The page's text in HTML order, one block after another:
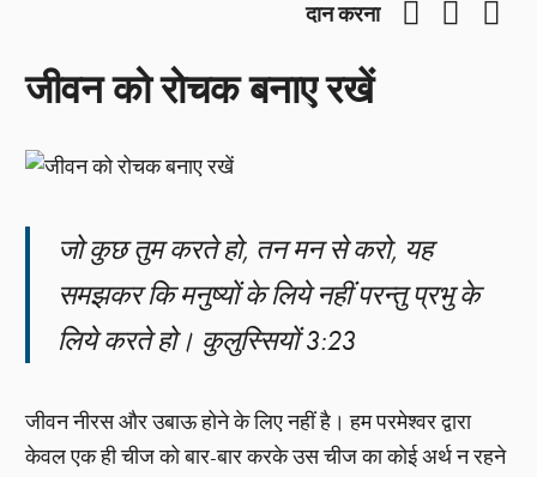
दान करना
जीवन को रोचक बनाए रखें
जो कुछ तुम करते हो, तन मन से करो, यह
समझकर कि मनुष्यों के लिये नहीं परन्तु प्रभु के
लिये करते हो। कुलुस्सियों 3:23
जीवन नीरस और उबाऊ होने के लिए नहीं है। हम परमेश्वर द्वारा
केवल एक ही चीज को बार-बार करके उस चीज का कोई अर्थ न रहने